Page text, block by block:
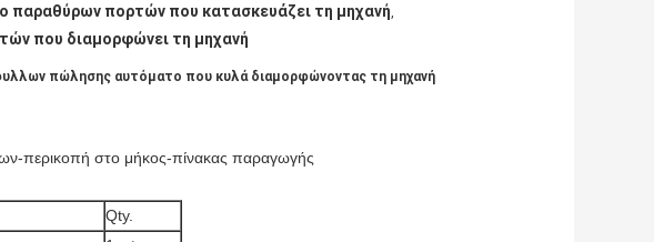
παραθύρων πορτών που κατασκευάζει τη μηχανή,
που διαμορφώνει τη μηχανή
πώλησης αυτόματο που κυλά διαμορφώνοντας τη μηχανή
περικοπή στο μήκος-πίνακας παραγωγής
Qty.